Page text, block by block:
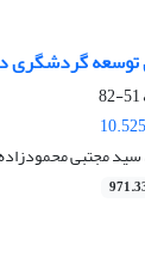
گردشگری
51-82
مجتبی